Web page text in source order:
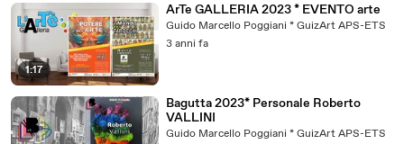
1:17
ArTe GALLERIA 2023 * EVENTO arte
Guido Marcello Poggiani * GuizArt APS-ETS
3 anni fa
Bagutta 2023* Personale Roberto
VALLINI
Guido Marcello Poggiani * GuizArt APS-ETS